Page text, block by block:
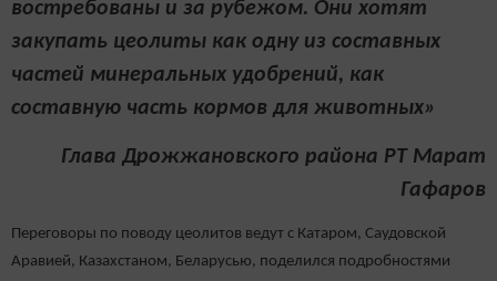
востребованы и за рубежом. Они хотят
закупать цеолиты как одну из составных
частей минеральных удобрений, как
составную часть кормов для животных»
Глава Дрожжановского района РТ Марат
Гафаров
Переговоры по поводу цеолитов ведут с Катаром, Саудовской
Аравией, Казахстаном, Беларусью, поделился подробностями